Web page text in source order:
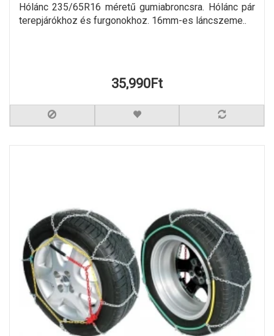
Hólánc 235/65R16 méretű gumiabroncsra. Hólánc pár
terepjárókhoz és furgonokhoz. 16mm-es láncszeme..
35,990Ft